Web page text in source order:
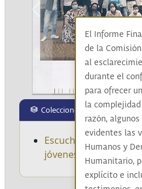
Previous
Colecciones
Escuchando a niños,
jóvenes
El Informe
de la
al
durante el
para ofrecer
la
razón,
evidentes las
Humanos y
Humanitario,
explícito e